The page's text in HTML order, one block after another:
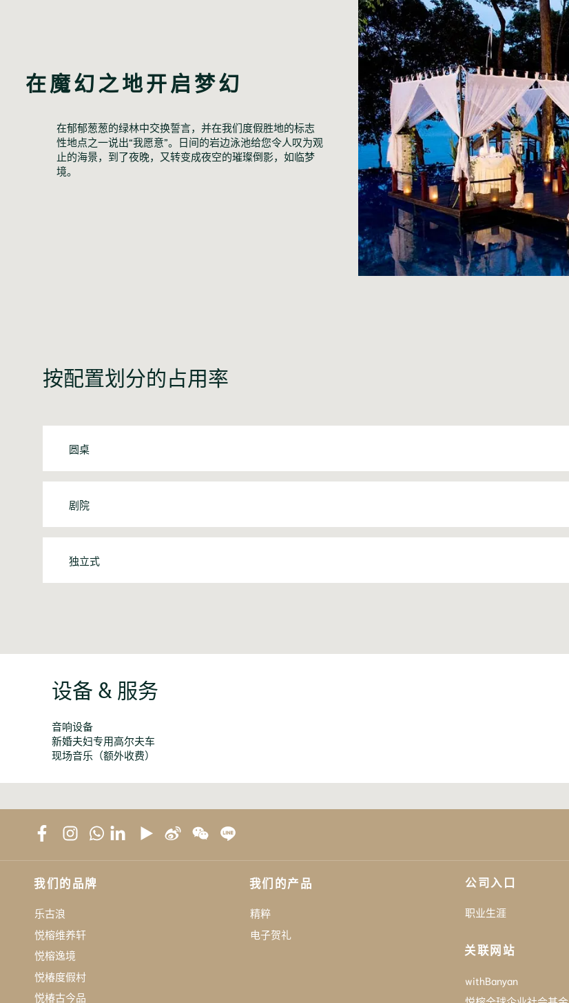
在魔幻之地开启梦幻
在郁郁葱葱的绿林中交换誓言，并在我们度假胜地的标志
性地点之一说出“我愿意”。日间的岩边泳池给您令人叹为观
止的海景，到了夜晚，又转变成夜空的璀璨倒影，如临梦
境。
按配置划分的占用率
圆桌
剧院
独立式
设备 & 服务
音响设备
新婚夫妇专用高尔夫车
现场音乐（额外收费）
我们的品牌
乐古浪
悦榕维养轩
悦榕逸境
悦椿度假村
悦椿古今品
我们的产品
精粹
电子贺礼
公司入口
职业生涯
关联网站
withBanyan